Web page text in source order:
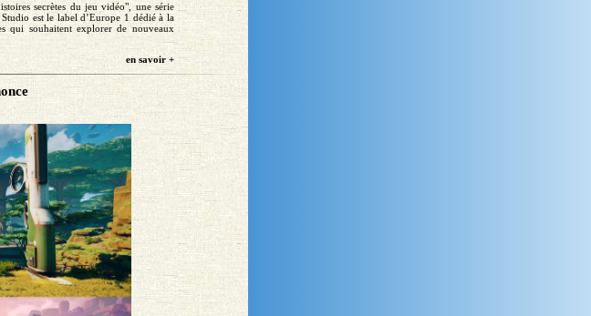
secrètes du jeu vidéo", une série
est le label d’Europe 1 dédié à la
qui souhaitent explorer de nouveaux
en savoir +